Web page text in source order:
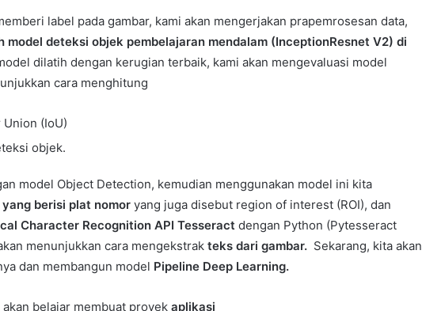
label pada gambar, kami akan mengerjakan prapemrosesan data,
model deteksi objek pembelajaran mendalam (InceptionResnet V2) di
dilatih dengan kerugian terbaik, kami akan mengevaluasi model
cara menghitung
(IoU)
objek.
model Object Detection, kemudian menggunakan model ini kita
berisi plat nomor yang juga disebut region of interest (ROI), dan
Character Recognition API Tesseract dengan Python (Pytesseract
menunjukkan cara mengekstrak teks dari gambar. Sekarang, kita akan
dan membangun model Pipeline Deep Learning.
belajar membuat proyek aplikasi